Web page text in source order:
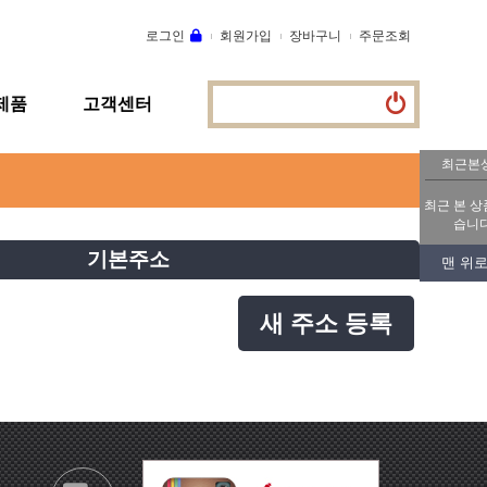
최근본
최근 본 상
습니
맨 위
로그인 회원가입 장바구니 주문조회
품 고객센터
기본주소
새 주소 등록